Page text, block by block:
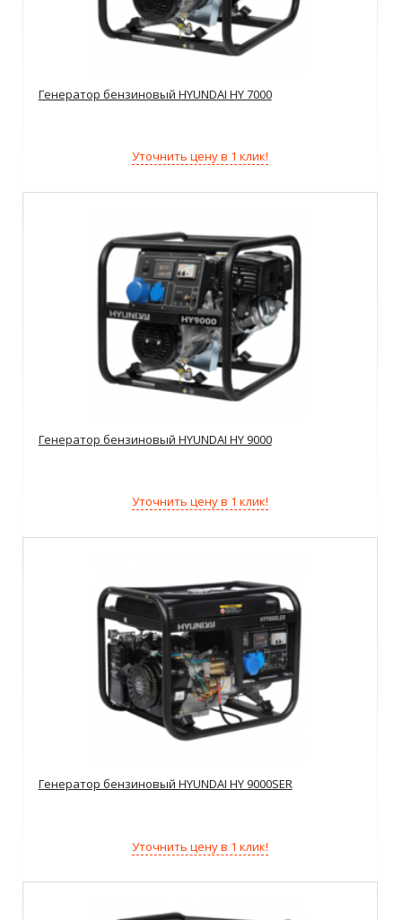
Генератор бензиновый HYUNDAI HY 7000
Уточнить цену в 1 клик!
Генератор бензиновый HYUNDAI HY 9000
Уточнить цену в 1 клик!
Генератор бензиновый HYUNDAI HY 9000SER
Уточнить цену в 1 клик!